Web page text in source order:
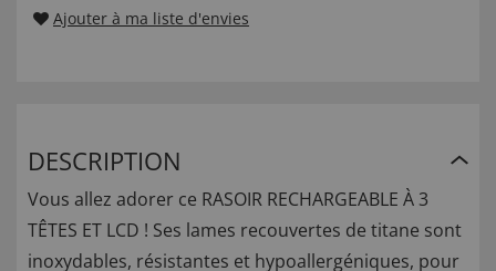
Ajouter à ma liste d'envies
DESCRIPTION
Vous allez adorer ce RASOIR RECHARGEABLE À 3
TÊTES ET LCD ! Ses lames recouvertes de titane sont
inoxydables, résistantes et hypoallergéniques, pour